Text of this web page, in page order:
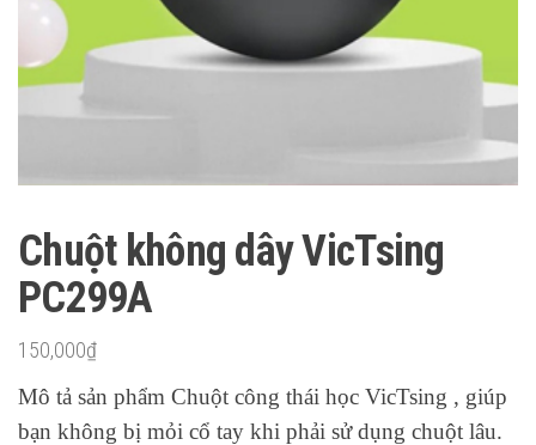
Chuột không dây VicTsing
PC299A
150,000₫
Mô tả sản phẩm Chuột công thái học VicTsing , giúp
bạn không bị mỏi cổ tay khi phải sử dụng chuột lâu.